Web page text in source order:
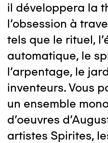
il développera la
l’obsession à
tels que le rituel,
automatique, le
l’arpentage, le
inventeurs. Vous
un ensemble
d’oeuvres
artistes Spirites,